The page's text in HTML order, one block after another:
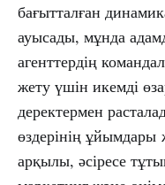
бағытталған
ауысады, мұнда
агенттердің
жету үшін икемді
деректермен
өздерінің ұйымдары
арқылы, әсіресе